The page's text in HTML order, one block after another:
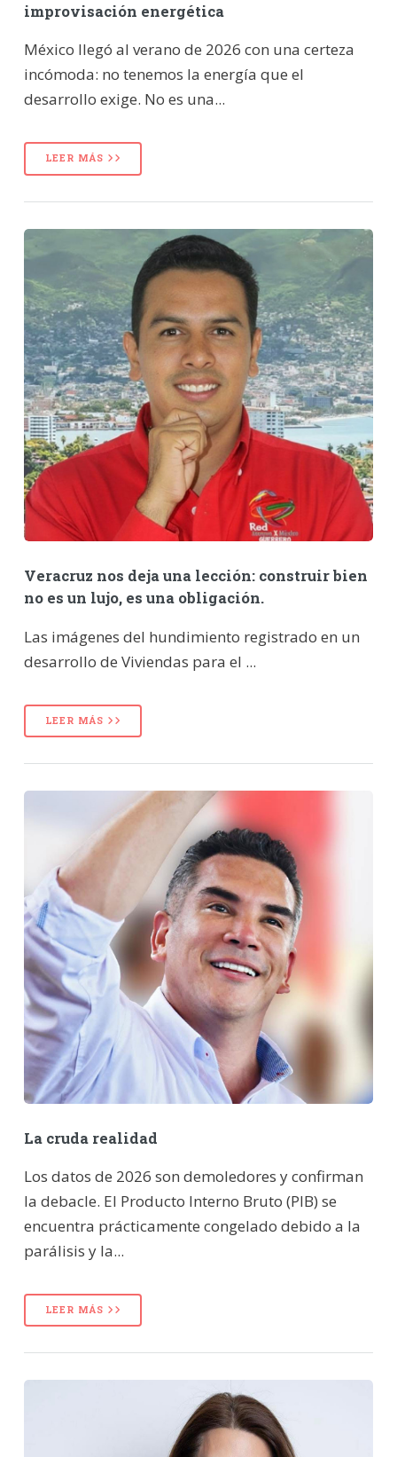
improvisación energética
México llegó al verano de 2026 con una certeza
incómoda: no tenemos la energía que el
desarrollo exige. No es una...
LEER MÁS
Veracruz nos deja una lección: construir bien
no es un lujo, es una obligación.
Las imágenes del hundimiento registrado en un
desarrollo de Viviendas para el ...
LEER MÁS
La cruda realidad
Los datos de 2026 son demoledores y confirman
la debacle. El Producto Interno Bruto (PIB) se
encuentra prácticamente congelado debido a la
parálisis y la...
LEER MÁS